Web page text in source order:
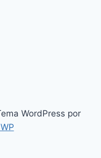
WordPress por